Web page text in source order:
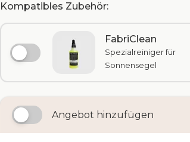
Kompatibles Zubehör:
FabriClean
Spezialreiniger für
Sonnensegel
Angebot hinzufügen